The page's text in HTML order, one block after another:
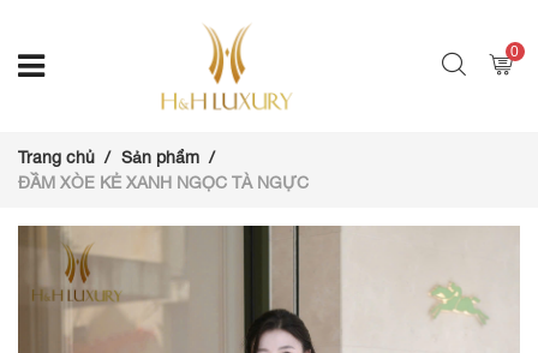
0
Trang chủ
Sản phẩm
ĐẦM XÒE KẺ XANH NGỌC TÀ NGỰC